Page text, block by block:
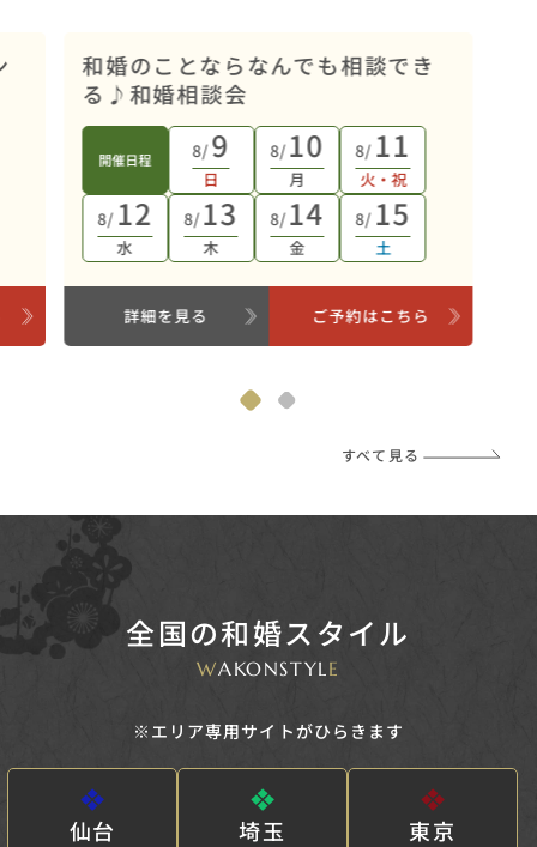
和婚のことならなんでも相談でき
る♪和婚相談会
開催日程 8/9
日
8/10
月
8/ 11
火・祝
8/ 12
水
8/13
木
8/14
金
8/ 15
土
詳細を見る ご予約はこちら
すべて見る
全国の和婚スタイル
WAKONSTYL E
※エリア専用サイトがひらきます
仙台 埼玉 東京